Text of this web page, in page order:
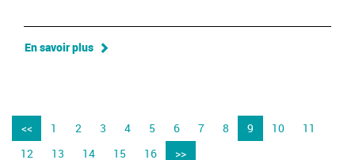
En savoir plus
<< 1 2 3 4 5 6 7 8 9 10
11
12
13 14 15 16 >>